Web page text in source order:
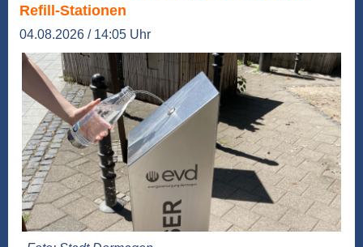
Refill-Stationen
04.08.2026 / 14:05 Uhr